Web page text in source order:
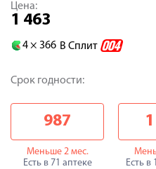
Цена:
1 463
4 × 366 В Сплит
Срок годности:
987
Меньше 2 мес.
Есть в 71 аптеке
Есть в